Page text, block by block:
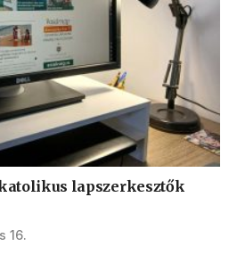
lapszerkesztők
16.